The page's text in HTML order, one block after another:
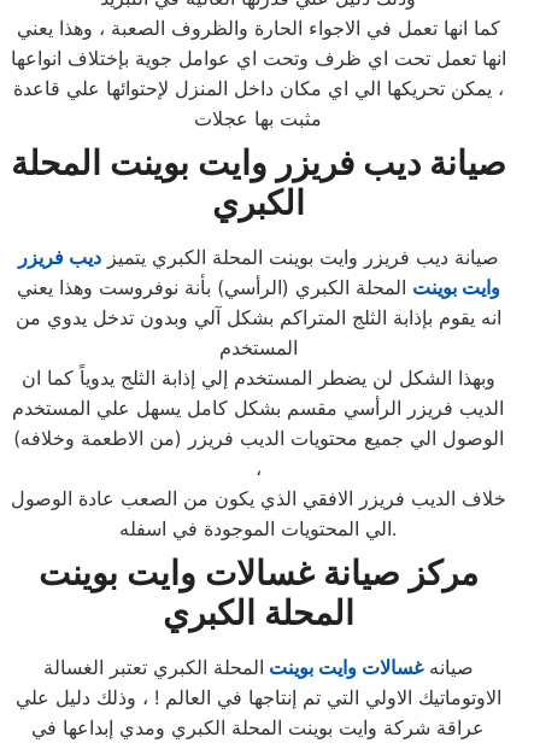
كما انها تعمل في الاجواء الحارة والظروف الصعبة ، وهذا يعني
انها تعمل تحت اي ظرف وتحت اي عوامل جوية بإختلاف انواعها
، يمكن تحريكها الي اي مكان داخل المنزل لإحتوائها علي قاعدة
مثبت بها عجلات
صيانة ديب فريزر وايت بوينت المحلة
الكبري
صيانة ديب فريزر وايت بوينت المحلة الكبري يتميزديب فريزر
وايت بوينت المحلة الكبري (الرأسي) بأنة نوفروست وهذا يعني
انه يقوم بإذابة الثلج المتراكم بشكل آلي وبدون تدخل يدوي من
المستخدم
وبهذا الشكل لن يضطر المستخدم إلي إذابة الثلج يدوياً كما ان
الديب فريزر الرأسي مقسم بشكل كامل يسهل علي المستخدم
الوصول الي جميع محتويات الديب فريزر (من الاطعمة وخلافه)
،
خلاف الديب فريزر الافقي الذي يكون من الصعب عادة الوصول
الي المحتويات الموجودة في اسفله.
مركز صيانة غسالات وايت بوينت
المحلة الكبري
صيانهغسالات وايت بوينت المحلة الكبري تعتبر الغسالة
الاوتوماتيك الاولي التي تم إنتاجها في العالم ! ، وذلك دليل علي
عراقة شركة وايت بوينت المحلة الكبري ومدي إبداعها في